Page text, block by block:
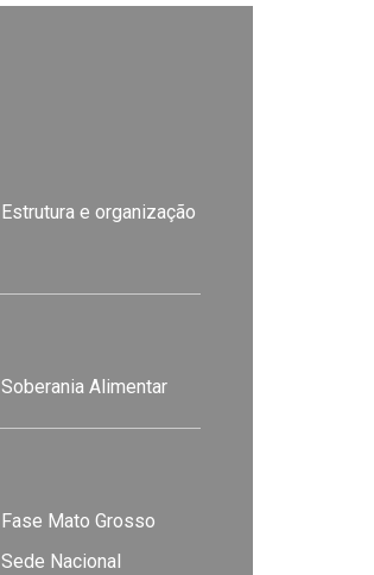
Estrutura e organização
Soberania Alimentar
Fase Mato Grosso
Sede Nacional